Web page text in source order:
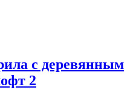
с деревянным
2